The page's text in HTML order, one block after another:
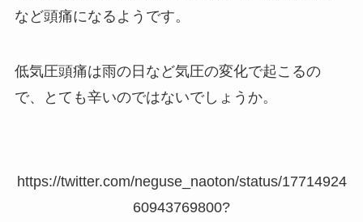
など頭痛になるようです。
低気圧頭痛は雨の日など気圧の変化で起こるの
で、とても辛いのではないでしょうか。
https://twitter.com/neguse_naoton/status/17714924
60943769800?